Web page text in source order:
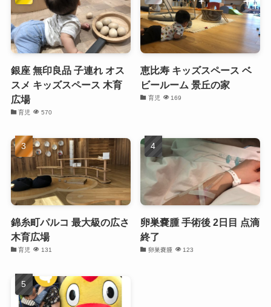
銀座 無印良品 子連れ オス
スメ キッズスペース 木育
広場
育児 570
恵比寿 キッズスペース ベ
ビールーム 景丘の家
育児 169
錦糸町パルコ 最大級の広さ
木育広場
育児 131
卵巣嚢腫 手術後 2日目 点滴
終了
卵巣嚢腫 123